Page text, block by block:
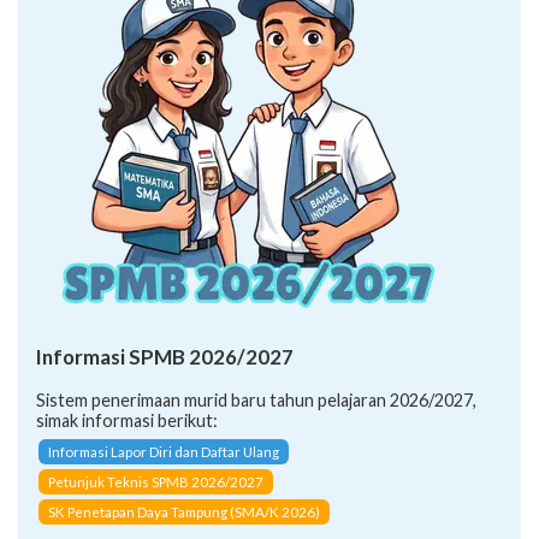
Informasi SPMB 2026/2027
Sistem penerimaan murid baru tahun pelajaran 2026/2027,
simak informasi berikut:
Informasi Lapor Diri dan Daftar Ulang
Petunjuk Teknis SPMB 2026/2027
SK Penetapan Daya Tampung (SMA/K 2026)